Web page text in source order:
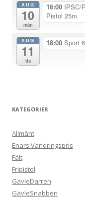
g
AUG
10
mån
16:00 IPSC/
Pistol 25m
AUG
11
tis
18:00 Sport 6
KATEGORIER
Allmänt
Enars Vandringspris
Fält
Fripistol
GävleDarren
GävleSnabben